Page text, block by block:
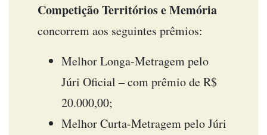
Competição Territórios e Memória
concorrem aos seguintes prêmios:
Melhor Longa-Metragem pelo
Júri Oficial – com prêmio de R$
20.000,00;
Melhor Curta-Metragem pelo Júri